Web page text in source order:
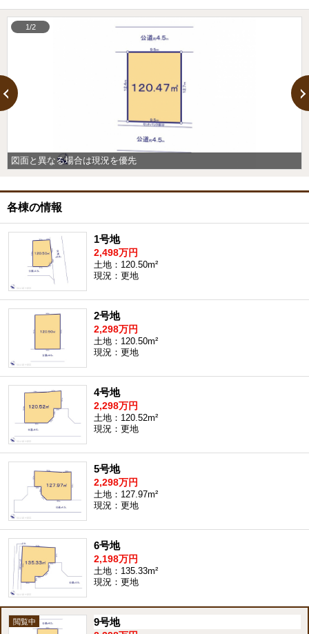
図面と異なる場合は現況を優先
1/2
各棟の情報
1号地
2,498万円
土地：120.50m²
現況：更地
2号地
2,298万円
土地：120.50m²
現況：更地
4号地
2,298万円
土地：120.52m²
現況：更地
5号地
2,298万円
土地：127.97m²
現況：更地
6号地
2,198万円
土地：135.33m²
現況：更地
9号地